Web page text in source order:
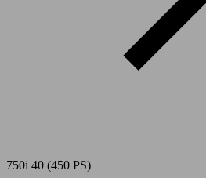
750i 40 (450 PS)